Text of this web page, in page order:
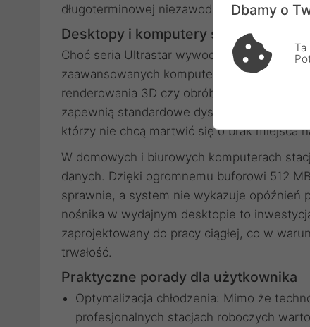
długoterminowej niezawodności, które są
Desktopy i komputery stacjonarne –
Choć seria Ultrastar wywodzi się z
zaawansowanych komputerach
renderowania 3D czy obróbki
zapewnią standardowe dyski
którzy nie chcą martwić się o brak miejsca
W domowych i biurowych komputerach
danych. Dzięki ogromnemu buforowi 512
sprawnie, a system nie wykazuje opóźnień
nośnika w wydajnym desktopie to
zaprojektowany do pracy ciągłej, co w
trwałość.
Praktyczne porady dla użytkownika
Optymalizacja chłodzenia: Mimo że
profesjonalnych stacjach roboczych
Dbamy o